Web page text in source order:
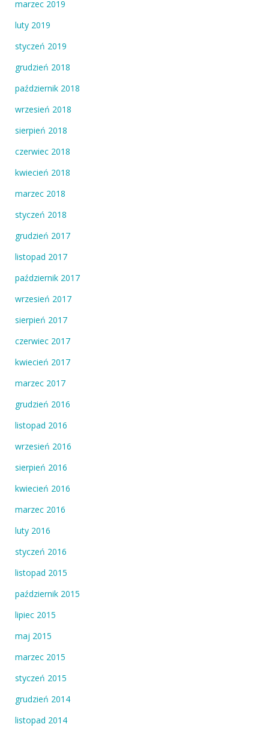
marzec 2019
luty 2019
styczeń 2019
grudzień 2018
październik 2018
wrzesień 2018
sierpień 2018
czerwiec 2018
kwiecień 2018
marzec 2018
styczeń 2018
grudzień 2017
listopad 2017
październik 2017
wrzesień 2017
sierpień 2017
czerwiec 2017
kwiecień 2017
marzec 2017
grudzień 2016
listopad 2016
wrzesień 2016
sierpień 2016
kwiecień 2016
marzec 2016
luty 2016
styczeń 2016
listopad 2015
październik 2015
lipiec 2015
maj 2015
marzec 2015
styczeń 2015
grudzień 2014
listopad 2014